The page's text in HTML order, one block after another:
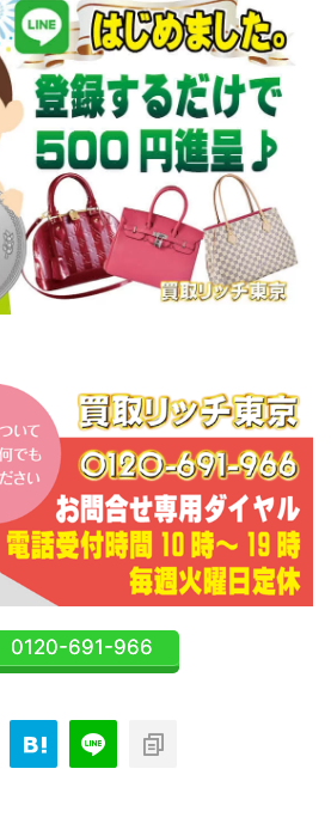
0120-691-966